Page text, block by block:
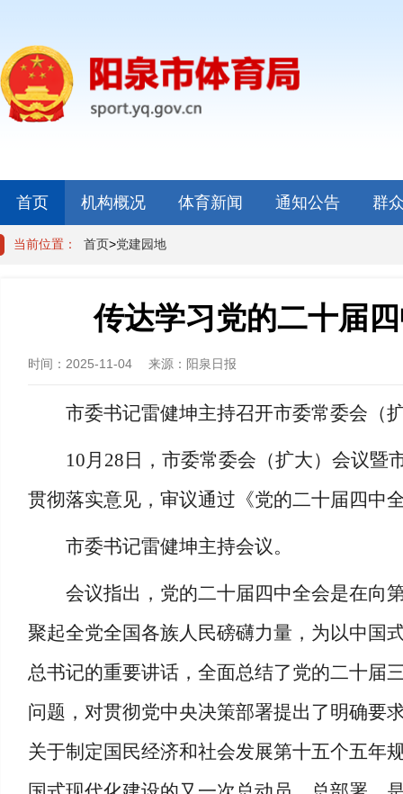
首页 机构概况 体育新闻 通知公告 群
当前位置： 首页>党建园地
传达学习党的二十届
时间： 2025-11-04 来源： 阳泉日报
市委书记雷健坤主持召开市委常委会
10月28日，市委常委会（扩大）会议暨
贯彻落实意见，审议通过《党的二十届四中
市委书记雷健坤主持会议。
会议指出，党的二十届四中全会是在向
聚起全党全国各族人民磅礴力量，为以中国
总书记的重要讲话，全面总结了党的二十届
问题，对贯彻党中央决策部署提出了明确要
关于制定国民经济和社会发展第十五个五年